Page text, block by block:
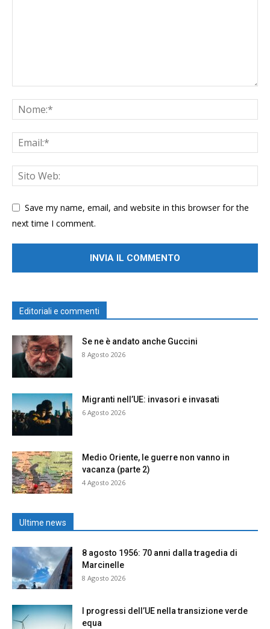
Save my name, email, and website in this browser for the
next time I comment.
Editoriali e commenti
Se ne è andato anche Guccini
8 Agosto 2026
Migranti nell’UE: invasori e invasati
6 Agosto 2026
Medio Oriente, le guerre non vanno in
vacanza (parte 2)
4 Agosto 2026
Ultime news
8 agosto 1956: 70 anni dalla tragedia di
Marcinelle
8 Agosto 2026
I progressi dell’UE nella transizione verde
equa